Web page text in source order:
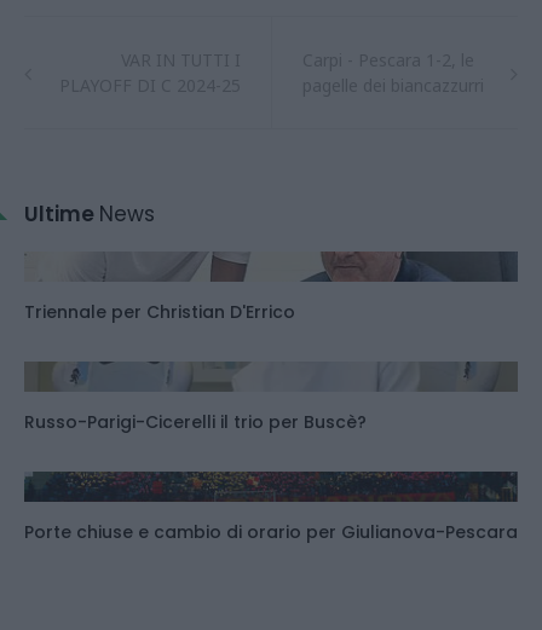
Ultime News
Triennale per Christian D'Errico
Russo-Parigi-Cicerelli il trio per Buscè?
Porte chiuse e cambio di orario per Giulianova-Pescara